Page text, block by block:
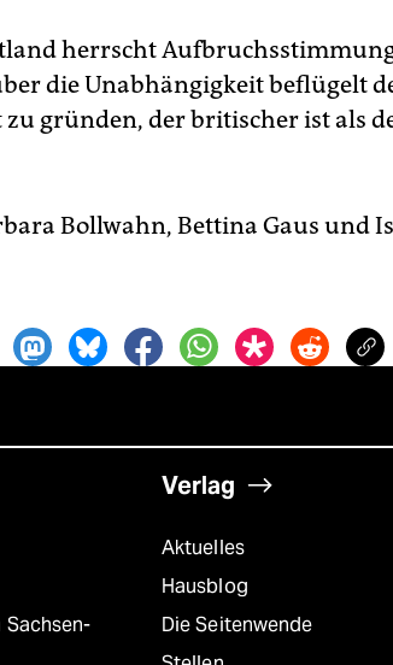
herrscht
die Unabhängigkeit beflügelt
gründen, der britischer ist als
Bollwahn, Bettina Gaus und
Verlag
Aktuelles
Hausblog
Die Seitenwende